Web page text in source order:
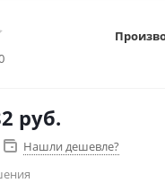
руб.
Нашли дешевле?